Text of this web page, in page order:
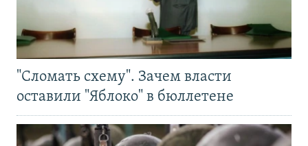
"Сломать схему". Зачем власти
оставили "Яблоко" в бюллетене